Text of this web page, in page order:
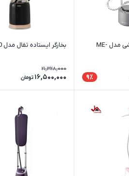
بخارگر ایستاده مباشی مدل ME-
9٪
بخارگر ایستاده تفال مدل IT3470
21,328,000
16,500,000 تومان